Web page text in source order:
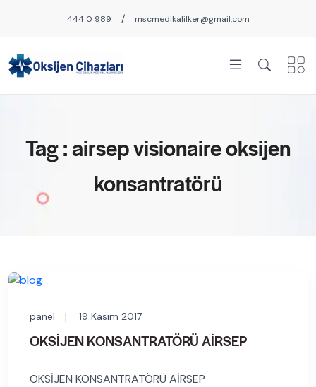
444 0 989 / mscmedikalilker@gmail.com
Tag : airsep visionaire oksijen
konsantratörü
panel 19 Kasım 2017
OKSİJEN KONSANTRATÖRÜ AİRSEP
OKSİJEN KONSANTRATÖRÜ AİRSEP